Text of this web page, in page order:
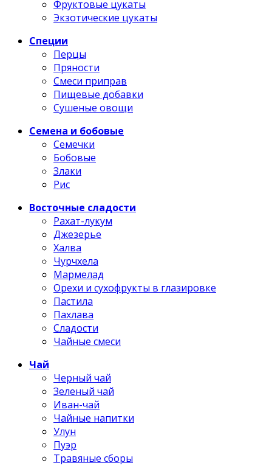
Фруктовые цукаты
Экзотические цукаты
Специи
Перцы
Пряности
Смеси приправ
Пищевые добавки
Сушеные овощи
Семена и бобовые
Семечки
Бобовые
Злаки
Рис
Восточные сладости
Рахат-лукум
Джезерье
Халва
Чурчхела
Мармелад
Орехи и сухофрукты в глазировке
Пастила
Пахлава
Сладости
Чайные смеси
Чай
Черный чай
Зеленый чай
Иван-чай
Чайные напитки
Улун
Пуэр
Травяные сборы